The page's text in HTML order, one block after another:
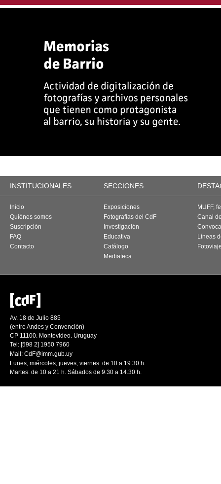
INSTITUCIONALES SECCIONES
Inicio
Quiénes somos
Suscripción
FAQ
Contacto
Exposiciones
Fotografías del CdF
Investigación
Educativa
Catálogo
Mediateca
MUFF,
Canal
Líneas
Av. 18 de Julio 885
(entre Andes y Convención)
CP 11100. Montevideo. Uruguay
Tel: [598 2] 1950 7960
Mail: CdF@imm.gub.uy
Lunes, miércoles, jueves, viernes: de 10 a 19.30 h.
Martes: de 10 a 21 h. Sábados de 9.30 a 14.30 h.